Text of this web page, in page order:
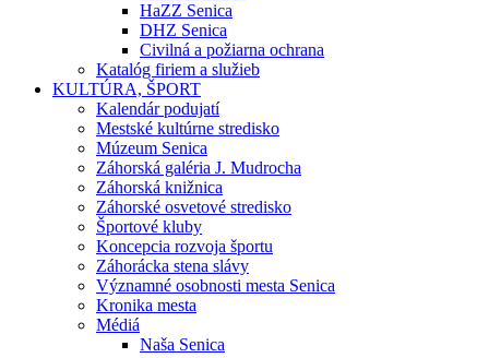
HaZZ Senica
DHZ Senica
Civilná a požiarna ochrana
Katalóg firiem a služieb
KULTÚRA, ŠPORT
Kalendár podujatí
Mestské kultúrne stredisko
Múzeum Senica
Záhorská galéria J. Mudrocha
Záhorská knižnica
Záhorské osvetové stredisko
Športové kluby
Koncepcia rozvoja športu
Záhorácka stena slávy
Významné osobnosti mesta Senica
Kronika mesta
Médiá
Naša Senica